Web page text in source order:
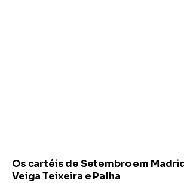
Os cartéis de Setembro em
Veiga Teixeira e Palha